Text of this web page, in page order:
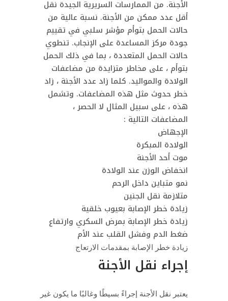
الأجنة. من الممارسات السريرية الجيدة نقل
أقل عدد ممكن من الأجنة. نسبة عالية من
حالات الحمل بتوأم مؤشر سلبي في تقييم
جودة مركز المساعدة على الإنجاب. تنطوي
حالات الحمل المتعددة ، بما في ذلك الحمل
بتوأم ، على مخاطر متزايدة من مضاعفات
الولادة والمواليد. كلما زاد عدد الأجنة ، زاد
خطر حدوث مثل هذه المضاعفات. وتشمل
هذه ، على سبيل المثال لا الحصر ،
المضاعفات التالية :
الإجهاض
الولادة المبكرة
موت أحد الأجنة
انخفاض الوزن عند الولادة
نمو متباين داخل الرحم
متلازمة نقل الجنين
زيادة خطر الإصابة بعيوب خلقية
زيادة خطر الإصابة بمرض السكري وارتفاع
ضغط الدم وفشل القلب عند الأم
زيادة خطر الإصابة بمقدمات الارتعاج
إجراء نقل الأجنة
يعتبر نقل الأجنة إجراءً بسيطًا وغالبًا ما يكون غير